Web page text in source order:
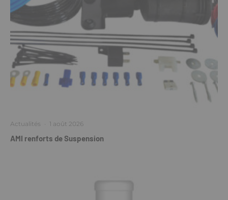
Actualités · 1 août 2026
AMI renforts de Suspension